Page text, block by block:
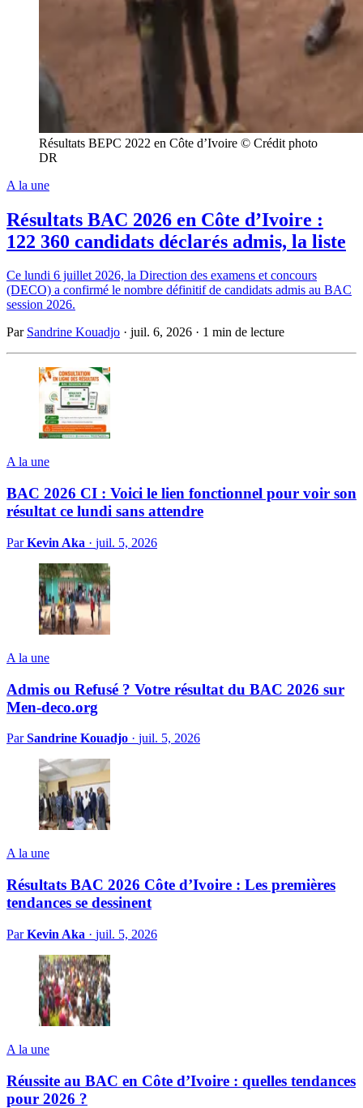
Résultats BEPC 2022 en Côte d’Ivoire © Crédit photo
DR
A la une
Résultats BAC 2026 en Côte d’Ivoire :
122 360 candidats déclarés admis, la liste
Ce lundi 6 juillet 2026, la Direction des examens et concours
(DECO) a confirmé le nombre définitif de candidats admis au BAC
session 2026.
Par Sandrine Kouadjo · juil. 6, 2026 · 1 min de lecture
A la une
BAC 2026 CI : Voici le lien fonctionnel pour voir son
résultat ce lundi sans attendre
ParKevin Aka · juil. 5, 2026
A la une
Admis ou Refusé ? Votre résultat du BAC 2026 sur
Men-deco.org
ParSandrine Kouadjo · juil. 5, 2026
A la une
Résultats BAC 2026 Côte d’Ivoire : Les premières
tendances se dessinent
ParKevin Aka · juil. 5, 2026
A la une
Réussite au BAC en Côte d’Ivoire : quelles tendances
pour 2026 ?